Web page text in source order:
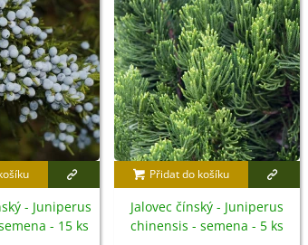
- Juniperus
- 15 ks
Přidat do košíku
Jalovec čínský - Juniperus
chinensis - semena - 5 ks